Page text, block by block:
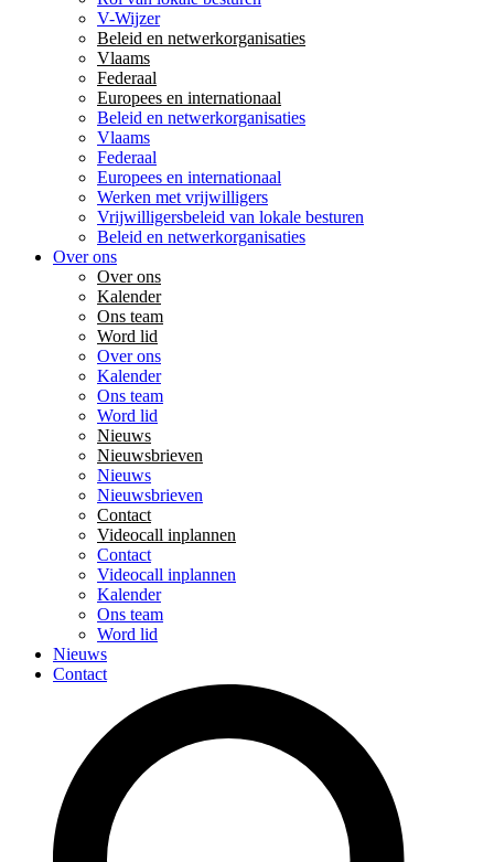
V-Wijzer
Beleid en netwerkorganisaties
Vlaams
Federaal
Europees en internationaal
Beleid en netwerkorganisaties
Vlaams
Federaal
Europees en internationaal
Werken met vrijwilligers
Vrijwilligersbeleid van lokale besturen
Beleid en netwerkorganisaties
Over ons
Over ons
Kalender
Ons team
Word lid
Over ons
Kalender
Ons team
Word lid
Nieuws
Nieuwsbrieven
Nieuws
Nieuwsbrieven
Contact
Videocall inplannen
Contact
Videocall inplannen
Kalender
Ons team
Word lid
Nieuws
Contact